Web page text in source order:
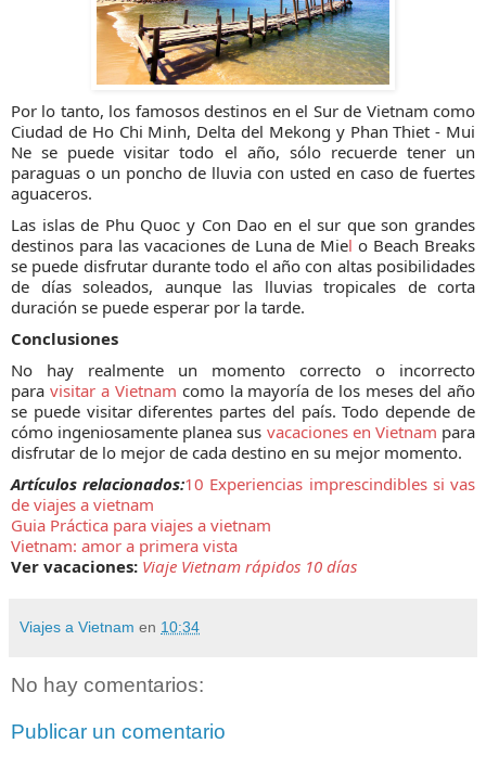
Por lo tanto, los famosos destinos en el Sur de Vietnam como
Ciudad de Ho Chi Minh, Delta del Mekong y Phan Thiet - Mui
Ne se puede visitar todo el año, sólo recuerde tener un
paraguas o un poncho de lluvia con usted en caso de fuertes
aguaceros.
Las islas de Phu Quoc y Con Dao en el sur que son grandes
destinos para las vacaciones de Luna de Miel o Beach Breaks
se puede disfrutar durante todo el año con altas posibilidades
de días soleados, aunque las lluvias tropicales de corta
duración se puede esperar por la tarde.
Conclusiones
No hay realmente un momento correcto o incorrecto
para visitar a Vietnam como la mayoría de los meses del año
se puede visitar diferentes partes del país. Todo depende de
cómo ingeniosamente planea sus vacaciones en Vietnam para
disfrutar de lo mejor de cada destino en su mejor momento.
Artículos relacionados:10 Experiencias imprescindibles si vas
de viajes a vietnam
Guia Práctica para viajes a vietnam
Vietnam: amor a primera vista
Ver vacaciones: Viaje Vietnam rápidos 10 días
Viajes a Vietnam en 10:34
No hay comentarios:
Publicar un comentario